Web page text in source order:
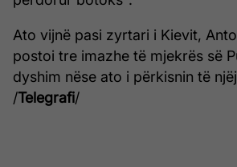
Ato vijnë pasi zyrtari i Kievit,
postoi tre imazhe të mjekrës së
dyshim nëse ato i përkisnin të
/Telegrafi/